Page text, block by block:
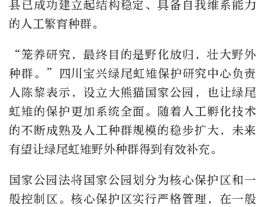
县已成功建立起结构稳定、具备自我维系能力
的人工繁育种群。
“笼养研究，最终目的是野化放归，壮大野外
种群。”四川宝兴绿尾虹雉保护研究中心负责
人陈黎表示，设立大熊猫国家公园，也让绿尾
虹雉的保护更加系统全面。随着人工孵化技术
的不断成熟及人工种群规模的稳步扩大，未来
有望让绿尾虹雉野外种群得到有效补充。
国家公园法将国家公园划分为核心保护区和一
般控制区。核心保护区实行严格管理，在一般